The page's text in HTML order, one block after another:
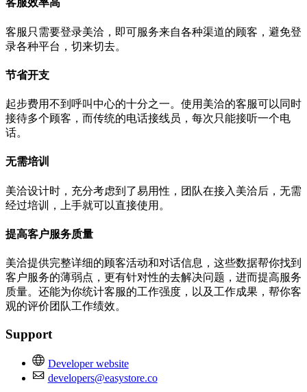
客服效率高
客服只需要登录美洽，即可服务来自各种渠道的顾客，避免登
录各种平台，切来切去。
节省开支
起步费用不到呼叫中心的十分之一。使用美洽的客服可以同时
接待多个顾客，而传统的电话接线员，每次只能接听一个电
话。
无需培训
美洽设计时，充分考虑到了易用性，团队在接入美洽后，无需
经过培训，上手就可以直接使用。
提高客户服务质量
美洽提供完整详细的顾客活动和对话信息，这些数据帮你找到
客户服务的薄弱点，更有针对性的去解决问题，进而提高服务
质量。还能为你统计客服的工作强度，以及工作成果，帮你客
观的评价团队工作绩效。
Support
Developer website
developers@easystore.co